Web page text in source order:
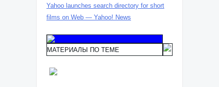
Yahoo launches search directory for short
films on Web — Yahoo! News
МАТЕРИАЛЫ ПО ТЕМЕ